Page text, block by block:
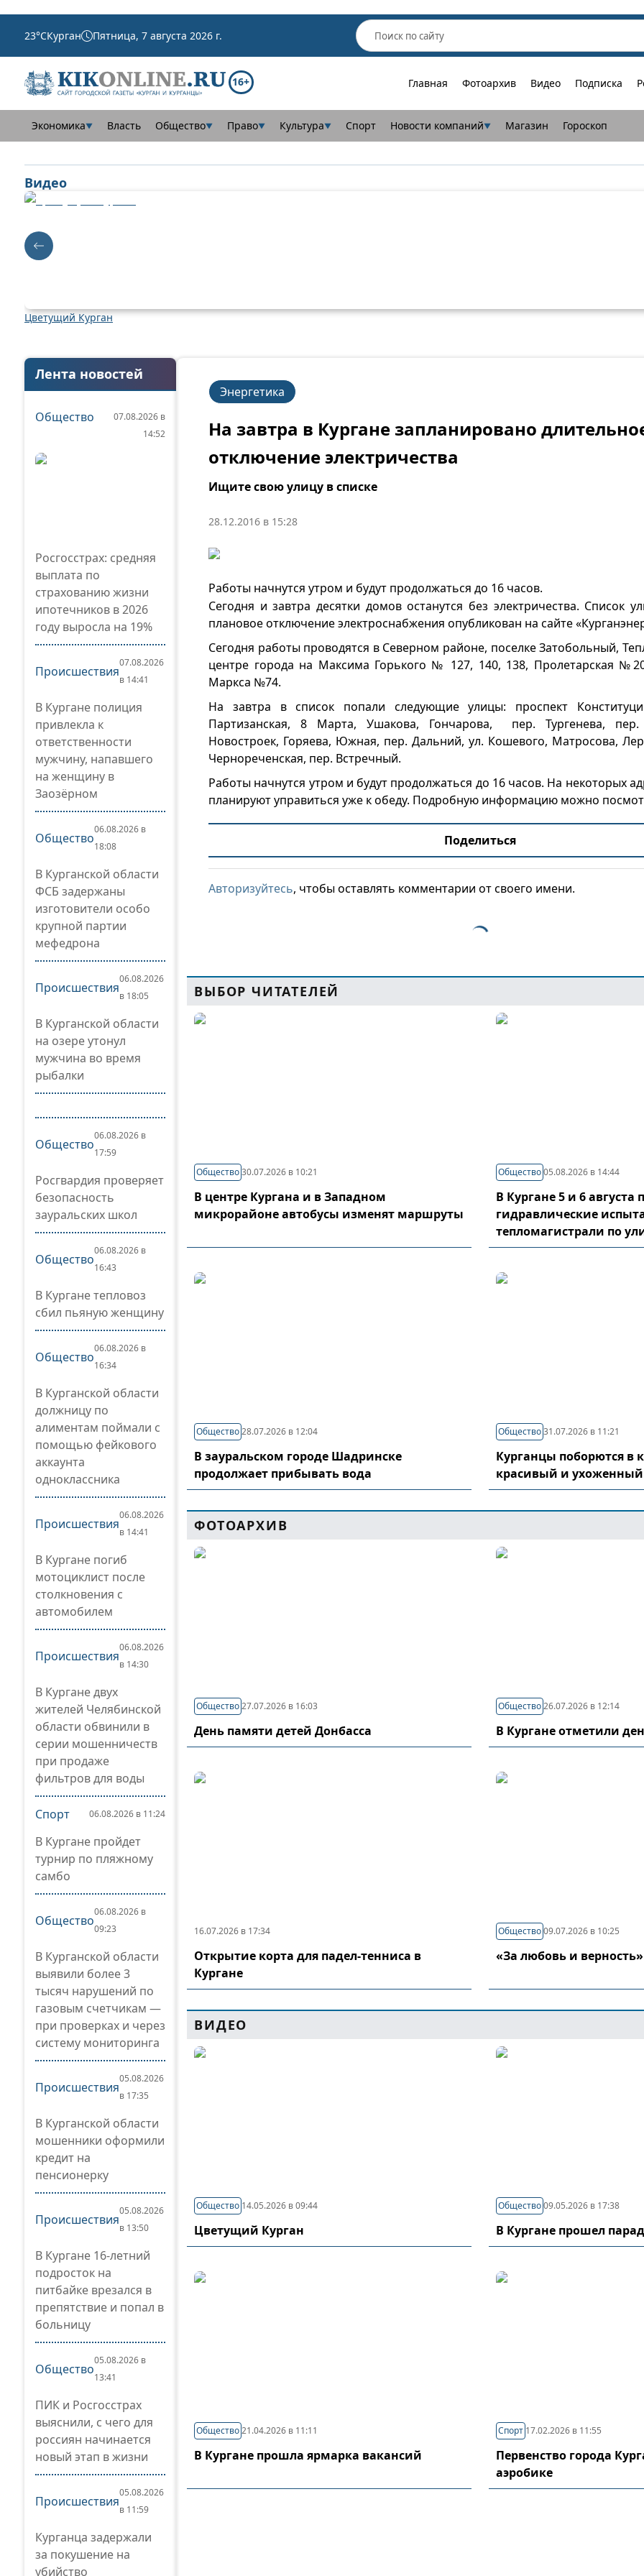
23°CКурган Пятница, 7 августа 2026 г.
16+ Главная Фотоархив Видео Подписка
Экономика▼ Власть Общество▼ Право▼ Культура▼ Спорт Новости компаний▼ Магазин Гороскоп
Видео
Цветущий Курган
Лента новостей
Общество
07.08.2026 в
14:52
Росгосстрах: средняя
выплата по
страхованию жизни
ипотечников в 2026
году выросла на 19%
Происшествия
07.08.2026
в 14:41
В Кургане полиция
привлекла к
ответственности
мужчину, напавшего
на женщину в
Заозёрном
Общество
06.08.2026 в
18:08
В Курганской области
ФСБ задержаны
изготовители особо
крупной партии
мефедрона
Происшествия
06.08.2026
в 18:05
В Курганской области
на озере утонул
мужчина во время
рыбалки
Общество
06.08.2026 в
17:59
Росгвардия проверяет
безопасность
зауральских школ
Общество
06.08.2026 в
16:43
В Кургане тепловоз
сбил пьяную женщину
Общество
06.08.2026 в
16:34
В Курганской области
должницу по
алиментам поймали с
помощью фейкового
аккаунта
одноклассника
Происшествия
06.08.2026
в 14:41
В Кургане погиб
мотоциклист после
столкновения с
автомобилем
Происшествия
06.08.2026
в 14:30
В Кургане двух
жителей Челябинской
области обвинили в
серии мошенничеств
при продаже
фильтров для воды
Спорт 06.08.2026 в 11:24
В Кургане пройдет
турнир по пляжному
самбо
Общество
06.08.2026 в
09:23
В Курганской области
выявили более 3
тысяч нарушений по
газовым счетчикам —
при проверках и через
систему мониторинга
Происшествия
05.08.2026
в 17:35
В Курганской области
мошенники оформили
кредит на
пенсионерку
Происшествия
05.08.2026
в 13:50
В Кургане 16-летний
подросток на
питбайке врезался в
препятствие и попал в
больницу
Общество
05.08.2026 в
13:41
ПИК и Росгосстрах
выяснили, с чего для
россиян начинается
новый этап в жизни
Происшествия
05.08.2026
в 11:59
Курганца задержали
за покушение на
убийство
Энергетика
На завтра в Кургане запланировано
отключение электричества
Ищите свою улицу в списке
28.12.2016 в 15:28
Работы начнутся утром и будут продолжаться до 16 часов.
Сегодня и завтра десятки домов останутся без электричества. Список
плановое отключение электроснабжения опубликован на сайте
Сегодня работы проводятся в Северном районе, поселке Затобольный,
центре города на Максима Горького № 127, 140, 138, Пролетарская
Маркса №74.
На завтра в список попали следующие улицы: проспект
Партизанская, 8 Марта, Ушакова, Гончарова, пер. Тургенева,
Новостроек, Горяева, Южная, пер. Дальний, ул. Кошевого, Матросова,
Чернореченская, пер. Встречный.
Работы начнутся утром и будут продолжаться до 16 часов. На некоторых
планируют управиться уже к обеду. Подробную информацию можно
Поделиться
Авторизуйтесь, чтобы оставлять комментарии от своего имени.
ВЫБОР ЧИТАТЕЛЕЙ
Общество30.07.2026 в 10:21
В центре Кургана и в Западном
микрорайоне автобусы изменят маршруты
Общество 05.08.2026 в 14:44
В Кургане 5 и 6
гидравлические
тепломагистрали по
Общество28.07.2026 в 12:04
В зауральском городе Шадринске
продолжает прибывать вода
Общество 31.07.2026 в 11:21
Курганцы поборются в
красивый и
ФОТОАРХИВ
Общество27.07.2026 в 16:03
День памяти детей Донбасса
Общество 26.07.2026 в 12:14
В Кургане отметили
16.07.2026 в 17:34
Открытие корта для падел-тенниса в
Кургане
Общество 09.07.2026 в 10:25
«За любовь и верность»
ВИДЕО
Общество 14.05.2026 в 09:44
Цветущий Курган
Общество 09.05.2026 в 17:38
В Кургане прошел
Общество21.04.2026 в 11:11
В Кургане прошла ярмарка вакансий
Спорт 17.02.2026 в 11:55
Первенство города
аэробике